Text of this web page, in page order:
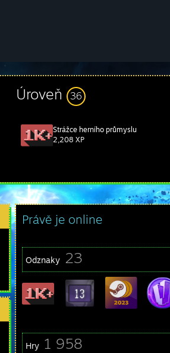
Úroveň 36
Strážce herního průmyslu
2,208 XP
Právě je online
Odznaky 23
Hry 1 958